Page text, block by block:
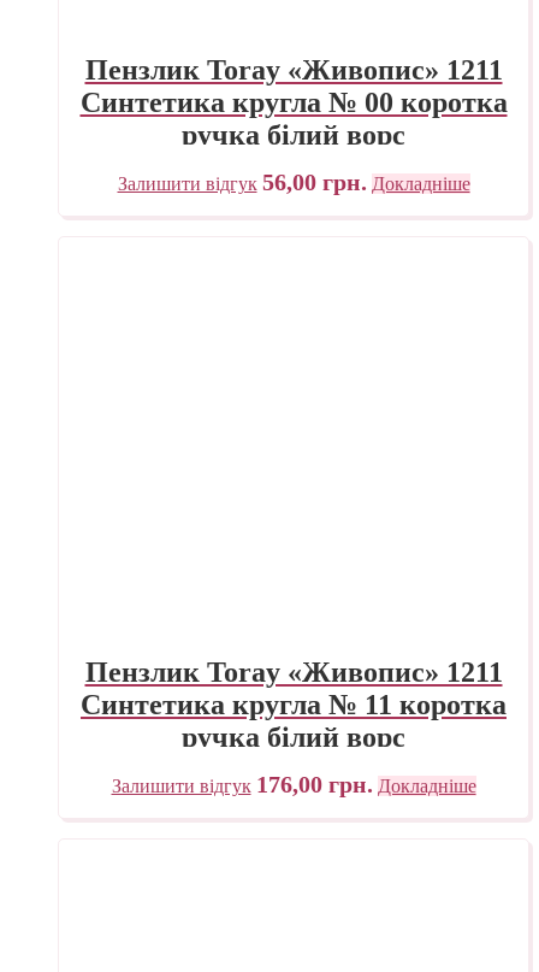
Пензлик Toray «Живопис» 1211
Синтетика кругла № 00 коротка
ручка білий ворс
Залишити відгук 56,00 грн. Докладніше
Пензлик Toray «Живопис» 1211
Синтетика кругла № 11 коротка
ручка білий ворс
Залишити відгук 176,00 грн. Докладніше